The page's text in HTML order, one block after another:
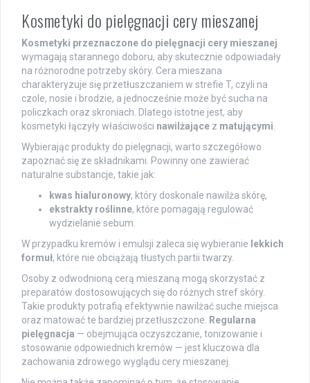
Kosmetyki do pielęgnacji cery mieszanej
Kosmetyki przeznaczone do pielęgnacji cery mieszanej
wymagają starannego doboru, aby skutecznie odpowiadały
na różnorodne potrzeby skóry. Cera mieszana
charakteryzuje się przetłuszczaniem w strefie T, czyli na
czole, nosie i brodzie, a jednocześnie może być sucha na
policzkach oraz skroniach. Dlatego istotne jest, aby
kosmetyki łączyły właściwości nawilżające z matującymi
Wybierając produkty do pielęgnacji, warto szczegółowo
zapoznać się ze składnikami. Powinny one zawierać
naturalne substancje, takie jak:
kwas hialuronowy, który doskonale nawilża skórę,
ekstrakty roślinne, które pomagają regulować
wydzielanie sebum.
W przypadku kremów i emulsji zaleca się wybieranie lekkich
formuł, które nie obciążają tłustych partii twarzy.
Osoby z odwodnioną cerą mieszaną mogą skorzystać z
preparatów dostosowujących się do różnych stref skóry.
Takie produkty potrafią efektywnie nawilżać suche miejsca
oraz matować te bardziej przetłuszczone.
Regularna
pielęgnacja — obejmująca oczyszczanie, tonizowanie i
stosowanie odpowiednich kremów — jest kluczowa dla
zachowania zdrowego wyglądu cery mieszanej.